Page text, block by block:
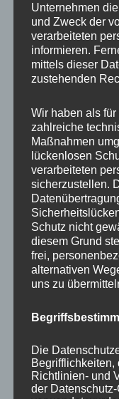
NEWS
Your email:
KATEGORIEN
Aktuelles
Allgemein
Impulse zur
Naturfoto-
Unternehmen
und Zweck der
verarbeiteten
informieren.
mittels dieser
zustehenden
Wir haben als
zahlreiche
Maßnahmen
lückenlosen
verarbeiteten
sicherzustellen.
Schutz nicht
diesem Grund
frei,
alternativen
uns zu
Die
Begrifflichkeiten,
Richtlinien- und
der